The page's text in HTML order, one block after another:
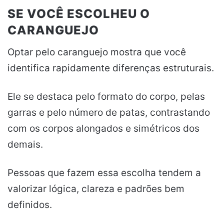
SE VOCÊ ESCOLHEU O
CARANGUEJO
Optar pelo caranguejo mostra que você
identifica rapidamente diferenças estruturais.
Ele se destaca pelo formato do corpo, pelas
garras e pelo número de patas, contrastando
com os corpos alongados e simétricos dos
demais.
Pessoas que fazem essa escolha tendem a
valorizar lógica, clareza e padrões bem
definidos.